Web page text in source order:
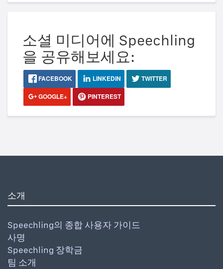
소셜 미디어에 Speechling
을 공유해보세요:
FACEBOOK LINKEDIN
TWITTER
GOOGLE+
PINTEREST
소개
Speechling의 종합 사용자 가이드
사명
Speechling 장학금
팀 소개